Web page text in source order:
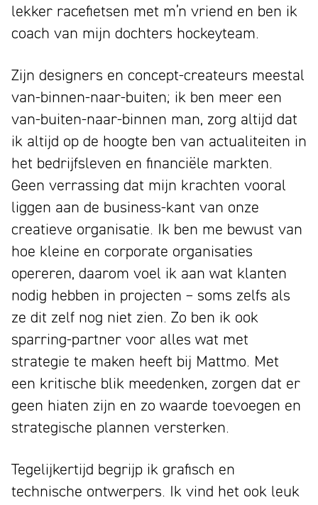
lekker racefietsen met m’n vriend en ben ik
coach van mijn dochters hockeyteam.
Zijn designers en concept-createurs meestal
van-binnen-naar-buiten; ik ben meer een
van-buiten-naar-binnen man, zorg altijd dat
ik altijd op de hoogte ben van actualiteiten in
het bedrijfsleven en financiële markten.
Geen verrassing dat mijn krachten vooral
liggen aan de business-kant van onze
creatieve organisatie. Ik ben me bewust van
hoe kleine en corporate organisaties
opereren, daarom voel ik aan wat klanten
nodig hebben in projecten – soms zelfs als
ze dit zelf nog niet zien. Zo ben ik ook
sparring-partner voor alles wat met
strategie te maken heeft bij Mattmo. Met
een kritische blik meedenken, zorgen dat er
geen hiaten zijn en zo waarde toevoegen en
strategische plannen versterken.
Tegelijkertijd begrijp ik grafisch en
technische ontwerpers. Ik vind het ook leuk